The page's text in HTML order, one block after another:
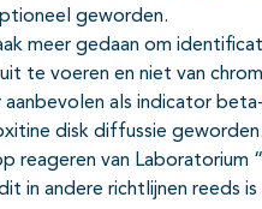
geworden.
meer gedaan om
te voeren en niet van
aanbevolen als indicator
disk diffussie
reageren van Laboratorium
in andere richtlijnen reeds